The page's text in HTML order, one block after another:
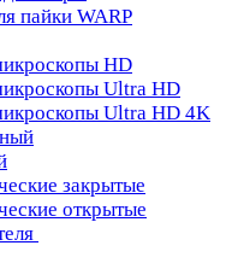
пайки WARP
HD
Ultra HD
Ultra HD 4K
закрытые
открытые